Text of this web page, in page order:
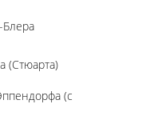
Блера
(Стюарта)
(с